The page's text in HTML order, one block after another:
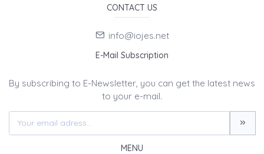
CONTACT US
info@iojes.net
E-Mail Subscription
By subscribing to E-Newsletter, you can get the latest news
to your e-mail.
MENU